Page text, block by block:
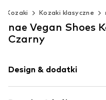
Kozaki Kozaki klasyczne
nae Vegan Shoes
Czarny
Design & dodatki